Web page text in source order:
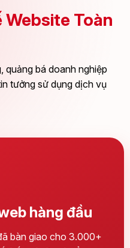
Website Toàn
quảng bá doanh nghiệp
tưởng sử dụng dịch vụ
hàng đầu
bàn giao cho 3.000+